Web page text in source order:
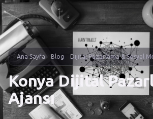
Ana Sayfa Blog Dijital Pazarlama & Sosyal
Konya Dijital
Ajansı